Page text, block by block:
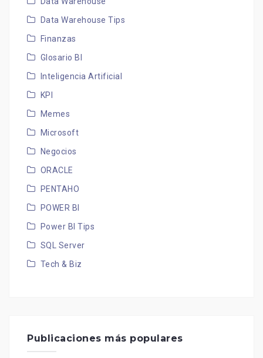
Data Warehouse Tips
Finanzas
Glosario BI
Inteligencia Artificial
KPI
Memes
Microsoft
Negocios
ORACLE
PENTAHO
POWER BI
Power BI Tips
SQL Server
Tech & Biz
Publicaciones más populares